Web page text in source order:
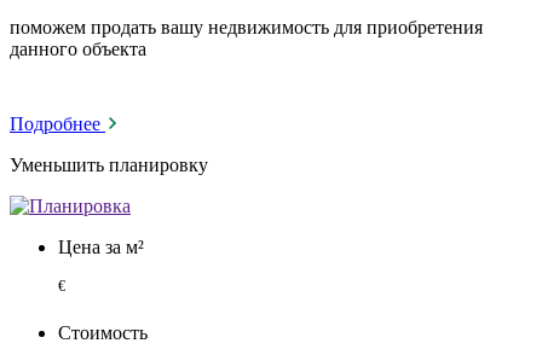
поможем продать вашу недвижимость для приобретения
данного объекта
Подробнее
Уменьшить планировку
Цена за м²
€
Стоимость